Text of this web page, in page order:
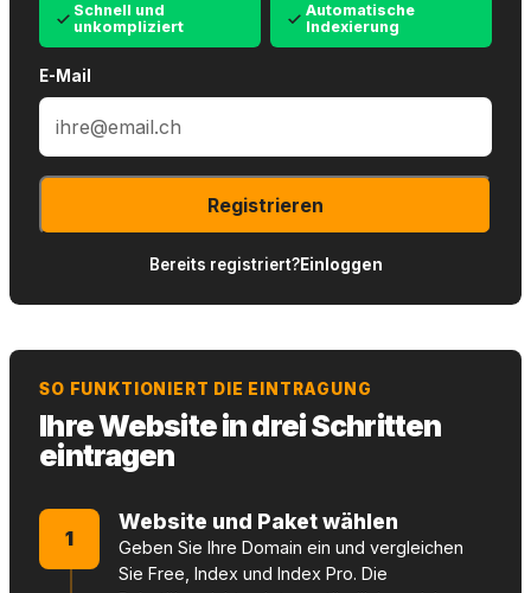
Schnell und
unkompliziert
Automatische
Indexierung
E-Mail
Registrieren
Bereits registriert?Einloggen
SO FUNKTIONIERT DIE EINTRAGUNG
Ihre Website in drei Schritten
eintragen
1
Website und Paket wählen
Geben Sie Ihre Domain ein und vergleichen
Sie Free, Index und Index Pro. Die